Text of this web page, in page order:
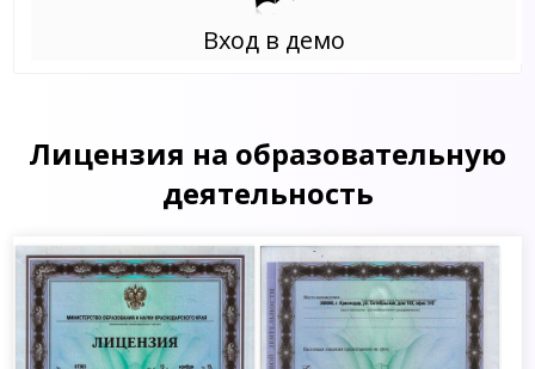
Вход в демо
Лицензия на образовательную
деятельность